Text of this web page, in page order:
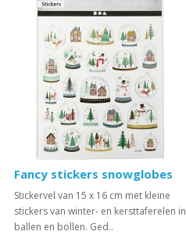
Fancy stickers snowglobes
Stickervel van 15 x 16 cm met kleine
stickers van winter- en kersttaferelen in
ballen en bollen. Ged..